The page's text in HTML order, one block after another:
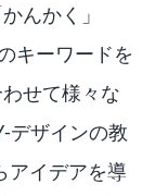
んかく」
キーワードを
せて様々な
デザインの教
アイデアを導